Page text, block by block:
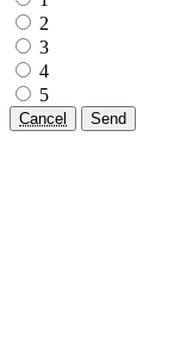
2
3
4
5
Cancel Send